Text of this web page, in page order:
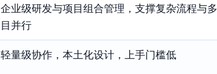
企业级研发与项目组合管理，支撑复杂流程与
目并行
轻量级协作，本土化设计，上手门槛低